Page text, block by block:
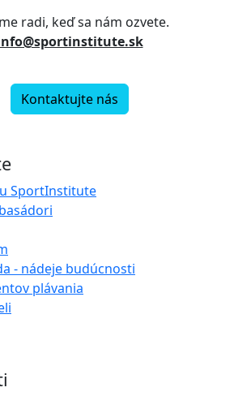
radi, keď sa nám ozvete.
Kontaktujte nás
SportInstitute
- nádeje budúcnosti
plávania